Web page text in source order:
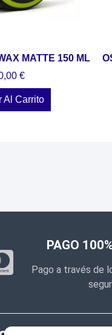
MATTE 150 ML
€
Al Carrito
PAGO
Pago a través de